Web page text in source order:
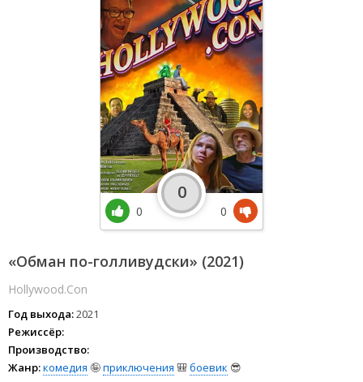
«Обман по-голливудски» (2021)
Hollywood.Con
Год выхода:2021
Режиссёр:
Производство:
Жанр:комедия 🤪приключения 🎒боевик 😎
0
0
0